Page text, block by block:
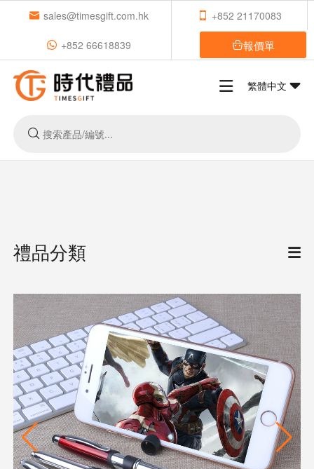
sales@timesgift.com.hk +852 21170083
+852 66618839 報價單
繁體中文
禮品分類